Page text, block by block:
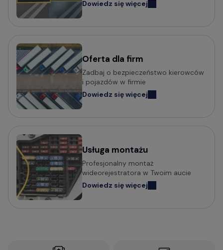
Dowiedz się więcej
Oferta dla firm
Zadbaj o bezpieczeństwo kierowców
i pojazdów w firmie
Dowiedz się więcej
Usługa montażu
Profesjonalny montaż
wideorejestratora w Twoim aucie
Dowiedz się więcej